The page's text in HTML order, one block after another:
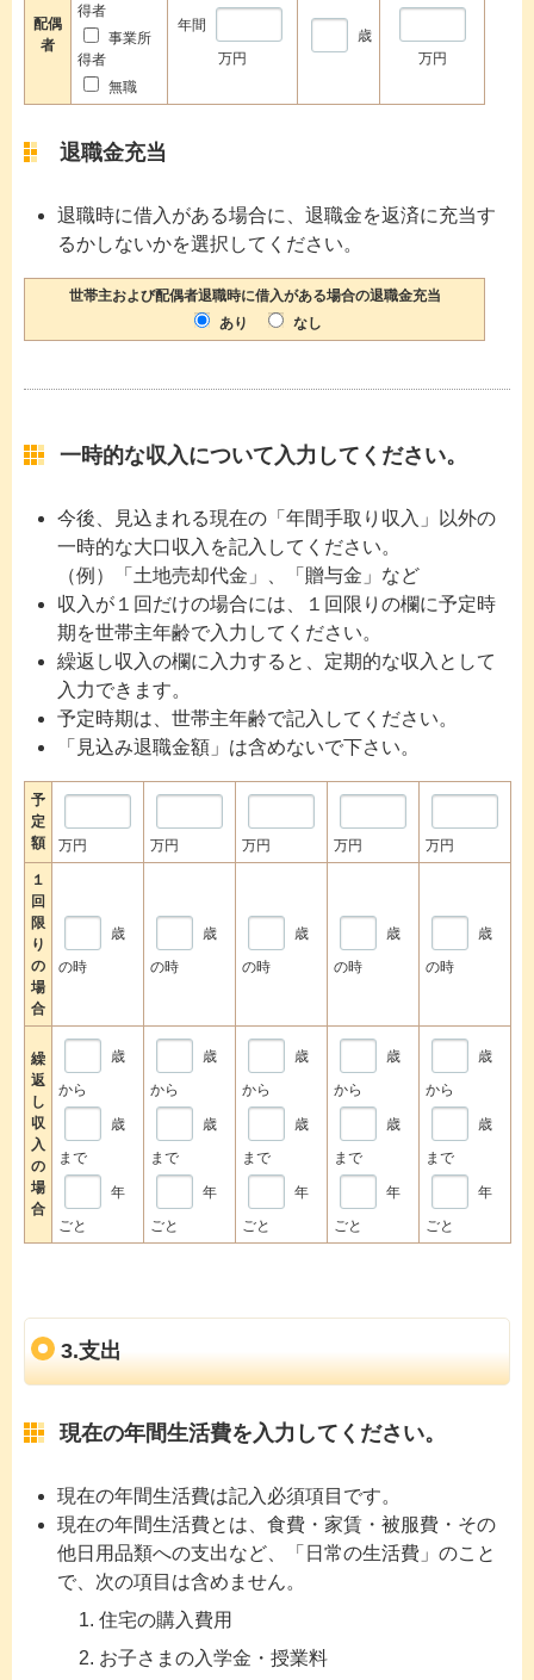
配偶
者
得者
事業所
得者
無職
年間
万円
歳
万円
退職金充当
退職時に借入がある場合に、退職金を返済に充当す
るかしないかを選択してください。
世帯主および配偶者退職時に借入がある場合の退職金充当
あり
なし
一時的な収入について入力してください。
今後、見込まれる現在の「年間手取り収入」以外の
一時的な大口収入を記入してください。
（例）「土地売却代金」、「贈与金」など
収入が１回だけの場合には、１回限りの欄に予定時
期を世帯主年齢で入力してください。
繰返し収入の欄に入力すると、定期的な収入として
入力できます。
予定時期は、世帯主年齢で記入してください。
「見込み退職金額」は含めないで下さい。
予
定
額
万円 万円 万円 万円 万円
１
回
限
り
の
場
合
歳
の時
歳
の時
歳
の時
歳
の時
歳
の時
繰
返
し
収
入
の
場
合
歳
から
歳
まで
年
ごと
歳
から
歳
まで
年
ごと
歳
から
歳
まで
年
ごと
歳
から
歳
まで
年
ごと
歳
から
歳
まで
年
ごと
3.支出
現在の年間生活費を入力してください。
現在の年間生活費は記入必須項目です。
現在の年間生活費とは、食費・家賃・被服費・その
他日用品類への支出など、「日常の生活費」のこと
で、次の項目は含めません。
住宅の購入費用
お子さまの入学金・授業料